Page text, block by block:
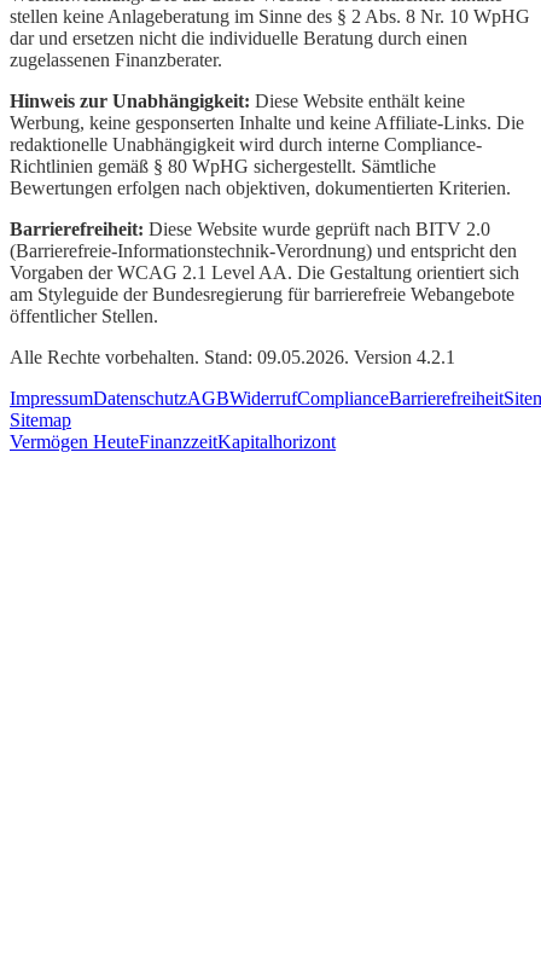
stellen keine Anlageberatung im Sinne des § 2 Abs. 8 Nr. 10 WpHG
dar und ersetzen nicht die individuelle Beratung durch einen
zugelassenen Finanzberater.
Hinweis zur Unabhängigkeit: Diese Website enthält keine
Werbung, keine gesponserten Inhalte und keine Affiliate-Links. Die
redaktionelle Unabhängigkeit wird durch interne Compliance-
Richtlinien gemäß § 80 WpHG sichergestellt. Sämtliche
Bewertungen erfolgen nach objektiven, dokumentierten Kriterien.
Barrierefreiheit: Diese Website wurde geprüft nach BITV 2.0
(Barrierefreie-Informationstechnik-Verordnung) und entspricht den
Vorgaben der WCAG 2.1 Level AA. Die Gestaltung orientiert sich
am Styleguide der Bundesregierung für barrierefreie Webangebote
öffentlicher Stellen.
Alle Rechte vorbehalten. Stand: 09.05.2026. Version 4.2.1
ImpressumDatenschutzAGBWiderrufComplianceBarrierefreiheit
Sitemap
Vermögen HeuteFinanzzeitKapitalhorizont